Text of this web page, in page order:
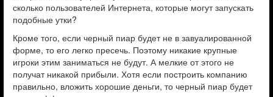
сколько пользователей Интернета, которые могут запускать
подобные утки?
Кроме того, если черный пиар будет не в завуалированной
форме, то его легко пресечь. Поэтому никакие крупные
игроки этим заниматься не будут. А мелкие от этого не
получат никакой прибыли. Хотя если построить компанию
правильно, вложить хорошие деньги, то черный пиар будет